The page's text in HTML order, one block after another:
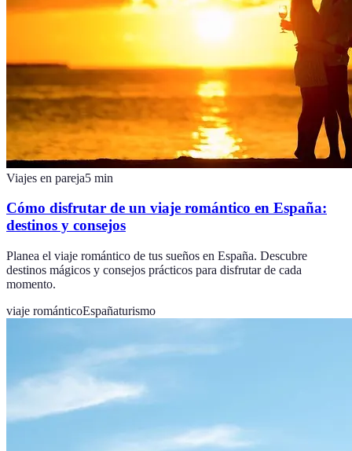
Viajes en pareja5 min
Cómo disfrutar de un viaje romántico en España:
destinos y consejos
Planea el viaje romántico de tus sueños en España. Descubre
destinos mágicos y consejos prácticos para disfrutar de cada
momento.
viaje románticoEspañaturismo